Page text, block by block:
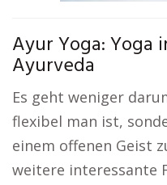
Ayur Yoga: Yoga
Ayurveda
Es geht weniger
flexibel man ist,
einem offenen Geist
weitere interessante